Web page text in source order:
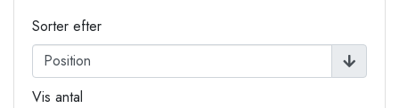
Sorter efter
Vis antal